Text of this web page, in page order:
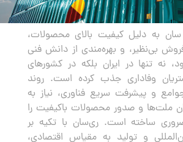
به دلیل کیفیت بالای محصولات،
بی‌نظیر، و بهره‌مندی از دانش فنی
نه تنها در ایران بلکه در کشورهای
وفاداری جذب کرده است. روند
و پیشرفت سریع فناوری، نیاز به
ملت‌ها و صدور محصولات باکیفیت را
ساخته است. ری‌سان با تکیه بر
و تولید به مقیاس اقتصادی،